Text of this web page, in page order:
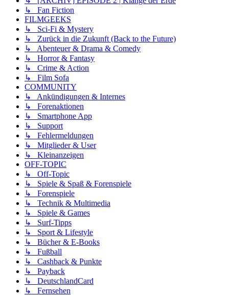
↳ Fan Fiction
FILMGEEKS
↳ Sci-Fi & Mystery
↳ Zurück in die Zukunft (Back to the Future)
↳ Abenteuer & Drama & Comedy
↳ Horror & Fantasy
↳ Crime & Action
↳ Film Sofa
COMMUNITY
↳ Ankündigungen & Internes
↳ Forenaktionen
↳ Smartphone App
↳ Support
↳ Fehlermeldungen
↳ Mitglieder & User
↳ Kleinanzeigen
OFF-TOPIC
↳ Off-Topic
↳ Spiele & Spaß & Forenspiele
↳ Forenspiele
↳ Technik & Multimedia
↳ Spiele & Games
↳ Surf-Tipps
↳ Sport & Lifestyle
↳ Bücher & E-Books
↳ Fußball
↳ Cashback & Punkte
↳ Payback
↳ DeutschlandCard
↳ Fernsehen